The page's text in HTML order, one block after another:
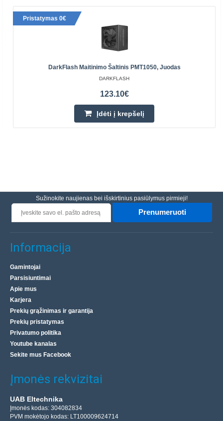
Pristatymas 0€
DarkFlash Maitinimo Šaltinis PMT1050, Juodas
DARKFLASH
123.10€
Įdėti į krepšelį
Sužinokite naujienas bei išskirtinius pasiūlymus pirmieji!
Prenumeruoti
Informacija
Gamintojai
Parsisiuntimai
Apie mus
Karjera
Prekių grąžinimas ir garantija
Prekių pristatymas
Privatumo politika
Youtube kanalas
Sekite mus Facebook
Įmonės rekvizitai
UAB Eltechnika
Įmonės kodas: 304082834
PVM mokėtojo kodas: LT100009624714